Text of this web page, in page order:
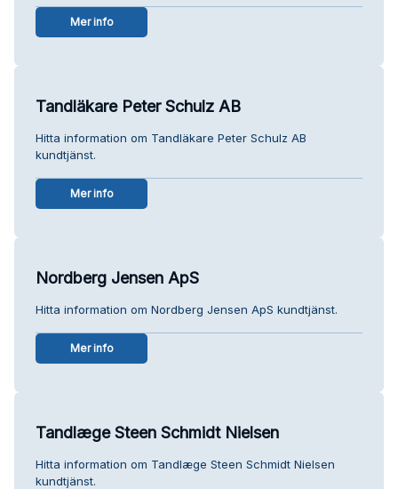
Mer info
Tandläkare Peter Schulz AB
Hitta information om Tandläkare Peter Schulz AB
kundtjänst.
Mer info
Nordberg Jensen ApS
Hitta information om Nordberg Jensen ApS kundtjänst.
Mer info
Tandlæge Steen Schmidt Nielsen
Hitta information om Tandlæge Steen Schmidt Nielsen
kundtjänst.